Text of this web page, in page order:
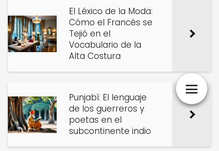
El Léxico de la Moda:
Cómo el Francés se
Tejió en el
Vocabulario de la
Alta Costura
Punjabí: El lenguaje
de los guerreros y
poetas en el
subcontinente indio